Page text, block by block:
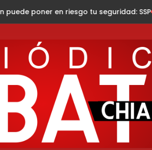
tu seguridad: SSP Rinde María